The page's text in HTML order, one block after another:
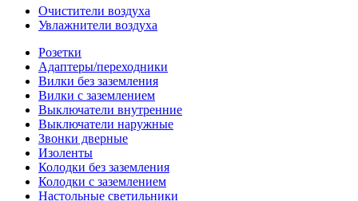
Очистители воздуха
Увлажнители воздуха
Розетки
Адаптеры/переходники
Вилки без заземления
Вилки с заземлением
Выключатели внутренние
Выключатели наружные
Звонки дверные
Изоленты
Колодки без заземления
Колодки с заземлением
Настольные светильники